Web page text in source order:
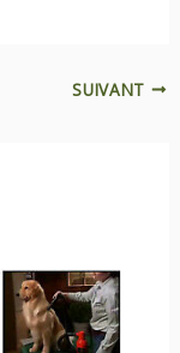
SUIVANT